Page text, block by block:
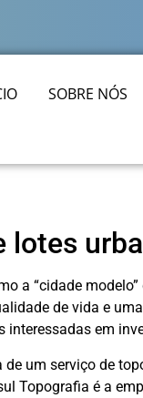
SOBRE NÓS
lotes
a “cidade
de vida e
interessadas em
de um serviço de
Topografia é a